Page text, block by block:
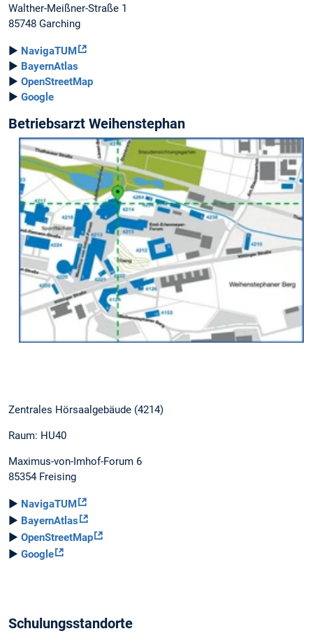
Walther-Meißner-Straße 1
85748 Garching
► NavigaTUM
► BayernAtlas
► OpenStreetMap
► Google
Betriebsarzt Weihenstephan
Zentrales Hörsaalgebäude (4214)
Raum: HU40
Maximus-von-Imhof-Forum 6
85354 Freising
► NavigaTUM
► BayernAtlas
► OpenStreetMap
► Google
Schulungsstandorte